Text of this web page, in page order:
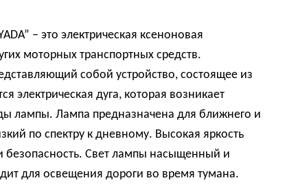
– это электрическая ксеноновая
моторных транспортных средств.
собой устройство, состоящее из
электрическая дуга, которая возникает
лампы. Лампа предназначена для ближнего и
по спектру к дневному. Высокая яркость
безопасность. Свет лампы насыщенный и
для освещения дороги во время тумана.